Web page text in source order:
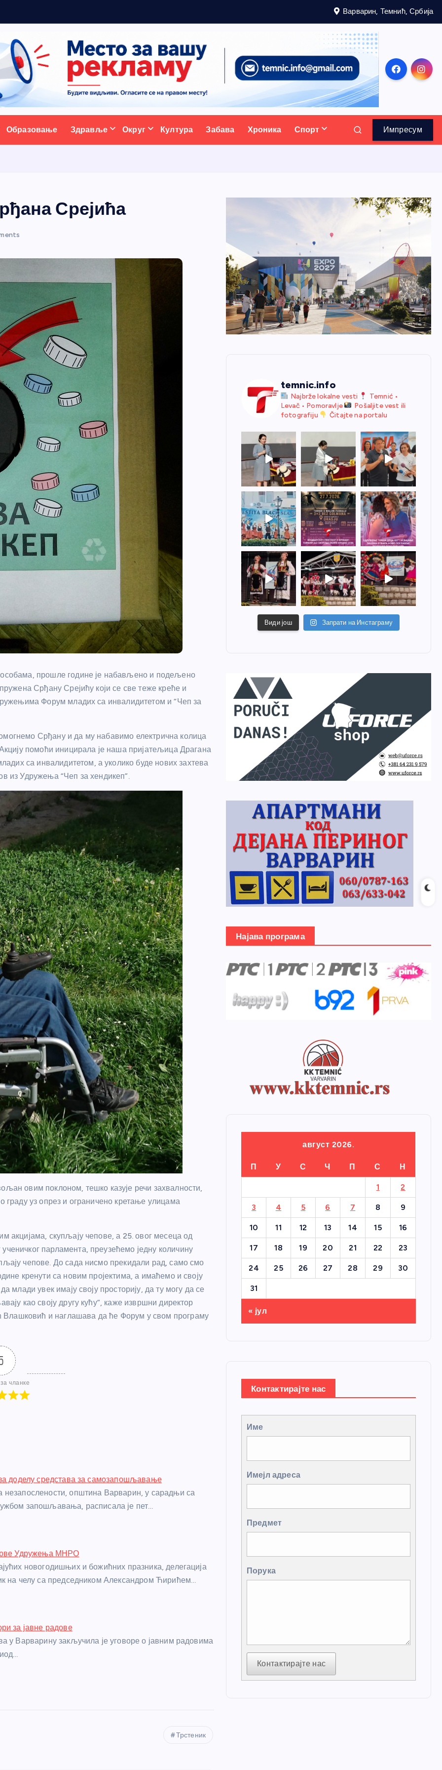
Варварин, Темнић, Србија
портал
Образовање Здравље Округ Култура Забава Хроника Спорт Импресум
Срејића
прошле године је набављено и подељено
Срђану Срејићу који се све теже креће и
Форум младих са инвалидитетом и “Чеп за
Срђану и да му набавимо електрична колица
помоћи иницирала је наша пријатељица Драгана
са инвалидитетом, а уколико буде нових захтева
из Удружења “Чеп за хендикеп”.
овим поклоном, тешко казује речи захвалности,
граду уз опрез и ограничено кретање улицама
акцијама, скупљају чепове, а 25. овог месеца од
парламента, преузећемо једну количину
чепове. До сада нисмо прекидали рад, само смо
кренути са новим пројектима, а имаћемо и своју
млади увек имају своју просторију, да ту могу да се
као своју другу кућу”, каже извршни директор
и наглашава да ће Форум у свом програму
чланке
доделу средстава за самозапошљавање
општина Варварин, у сарадњи са
запошљавања, расписала је пет…
Удружења МНРО
новогодишњих и божићних празника, делегација
на челу са председником Александром Ћирићем…
за јавне радове
у Варварину закључила је уговоре о јавним радовима
Трстеник
temnic.info
Najbrže lokalne vesti
Temnić •
Levač • Pomoravlje
Pošaljite vest ili
fotografiju
Čitajte na portalu
Види још Запрати на Инстаграму
Најава програма
август 2026.
П У С Ч П С Н
1 2
3 4 5 6 7 8 9
10 11 12 13 14 15 16
17 18 19 20 21 22 23
24 25 26 27 28 29 30
31
« јул
Контактирајте нас
Име
Имејл адреса
Предмет
Порука
Контактирајте нас